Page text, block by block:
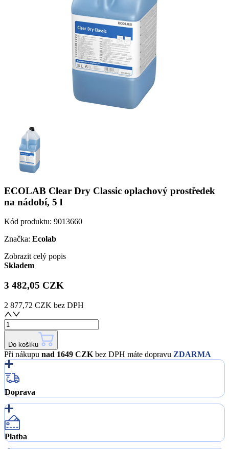
ECOLAB Clear Dry Classic oplachový prostředek
na nádobí, 5 l
Kód produktu: 9013660
Značka: Ecolab
Zobrazit celý popis
Skladem
3 482,05 CZK
2 877,72 CZK bez DPH
Do košíku
Při nákupu nad 1649 CZK bez DPH máte dopravu ZDARMA
Doprava
Platba